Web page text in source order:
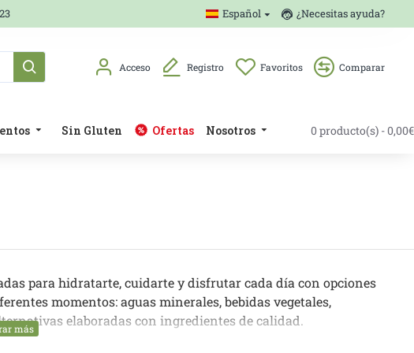
Español ¿Necesitas ayuda?
Acceso Registro Favoritos Comparar
Sin Gluten Ofertas Nosotros 0 producto(s) - 0,00€
para hidratarte, cuidarte y disfrutar cada día con opciones
momentos: aguas minerales, bebidas vegetales,
elaboradas con ingredientes de calidad.